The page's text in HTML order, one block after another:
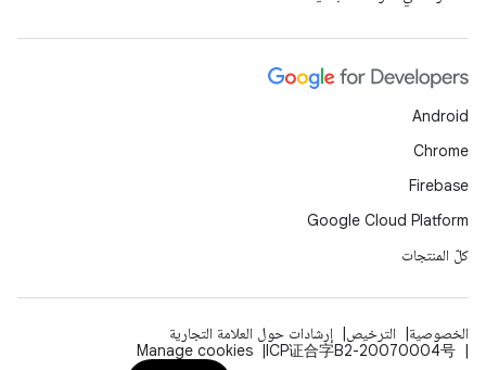
Android
Chrome
Firebase
Google Cloud Platform
كلّ المنتجات
الخصوصية الترخيص
إرشادات حول العلامة التجارية
ICP证合字B2-20070004号
Manage cookies